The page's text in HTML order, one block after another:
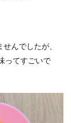
んでしたが、
ってすごいで